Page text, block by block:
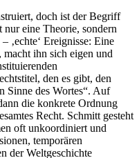
doch ist der Begriff
eine Theorie, sondern
‚echte‘ Ereignisse: Eine
ihn sich eigen und
den es gibt, den
Sinne des Wortes“. Auf
die konkrete Ordnung
Recht. Schmitt gesteht
oft unkoordiniert und
temporären
der Weltgeschichte